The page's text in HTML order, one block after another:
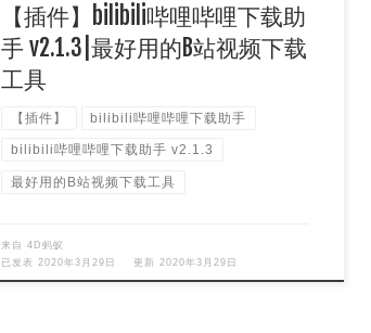
【插件】bilibili哔哩哔哩下载助
手 v2.1.3|最好用的B站视频下载
工具
【插件】 bilibili哔哩哔哩下载助手
bilibili哔哩哔哩下载助手 v2.1.3
最好用的B站视频下载工具
来自4D蚂蚁
已发表2020年3月29日 更新2020年3月29日